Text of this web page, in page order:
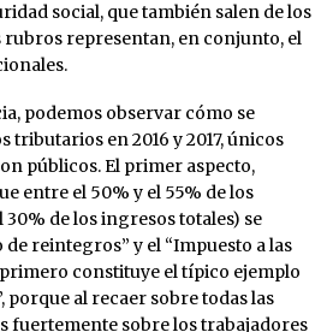
social, que también salen de los
rubros representan, en conjunto, el
podemos observar cómo se
tributarios en 2016 y 2017, únicos
públicos. El primer aspecto,
entre el 50% y el 55% de los
de los ingresos totales) se
reintegros” y el “Impuesto a las
constituye el típico ejemplo
porque al recaer sobre todas las
fuertemente sobre los trabajadores